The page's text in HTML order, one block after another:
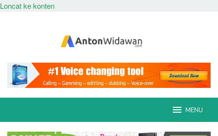
Loncat ke konten
MENU